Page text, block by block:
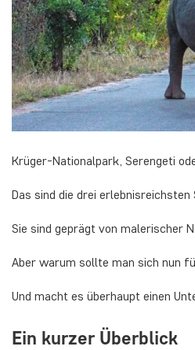
Krüger-Nationalpark, Serengeti
Das sind die drei
Sie sind geprägt von malerischer
Aber warum sollte man sich nun
Und macht es überhaupt einen
Ein kurzer Überblick